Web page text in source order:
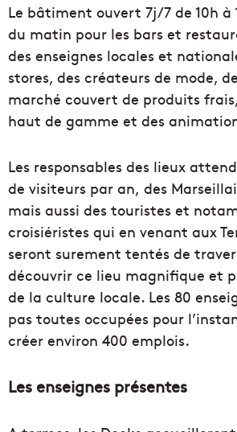
Le bâtiment ouvert 7j/7 de 10h à
du matin pour les bars et
des enseignes locales et
stores, des créateurs de mode,
marché couvert de produits
haut de gamme et des
Les responsables des lieux
de visiteurs par an, des
mais aussi des touristes et
croisiéristes qui en venant aux
seront surement tentés de
découvrir ce lieu magnifique et
de la culture locale. Les 80
pas toutes occupées pour
créer environ 400 emplois.
Les enseignes présentes